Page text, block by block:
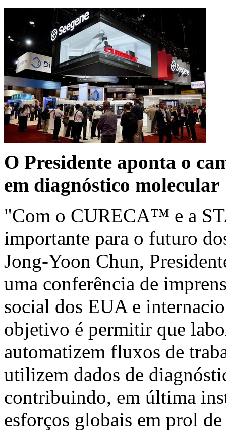
O Presidente aponta o
em diagnóstico molecular
"Com o CURECA™ e a
importante para o futuro
Jong-Yoon Chun,
uma conferência de
social dos EUA e
objetivo é permitir que
automatizem fluxos de
utilizem dados de
contribuindo, em última
esforços globais em prol